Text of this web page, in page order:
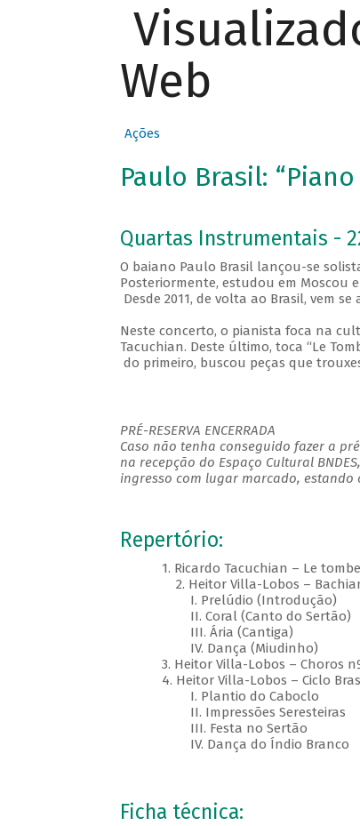
Web
Ações
Paulo Brasil:
Quartas Instrumentais -
O baiano Paulo Brasil lançou-se
Posteriormente, estudou em Moscou
Desde 2011, de volta ao Brasil, vem
Neste concerto, o pianista foca na
Tacuchian. Deste último, toca “Le
do primeiro, buscou peças que
PRÉ-RESERVA ENCERRADA
Caso não tenha conseguido fazer a
na recepção do Espaço Cultural
ingresso com lugar marcado,
Repertório:
1. Ricardo Tacuchian – Le
2. Heitor Villa-Lobos –
I. Prelúdio (Introdução)
II. Coral (Canto do Sertão)
III. Ária (Cantiga)
IV. Dança (Miudinho)
3. Heitor Villa-Lobos – Choros
4. Heitor Villa-Lobos – Ciclo
I. Plantio do Caboclo
II. Impressões Seresteiras
III. Festa no Sertão
IV. Dança do Índio Branco
Ficha técnica: